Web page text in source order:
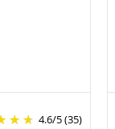
4.6/5(35)